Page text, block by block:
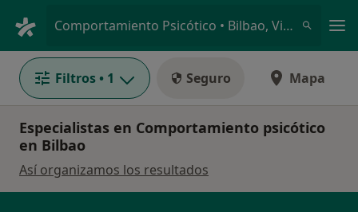
Comportamiento Psicótico • Bilbao, Vizcaya
Filtros • 1 Seguro Mapa
Especialistas en Comportamiento psicótico
en Bilbao
Así organizamos los resultados